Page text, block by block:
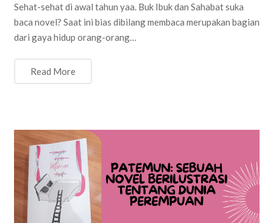
Sehat-sehat di awal tahun yaa. Buk Ibuk dan Sahabat suka
baca novel? Saat ini bias dibilang membaca merupakan bagian
dari gaya hidup orang-orang…
Read More